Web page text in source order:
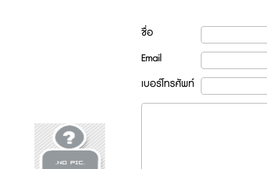
ชื่อ
Email
เบอร์โทรศัพท์